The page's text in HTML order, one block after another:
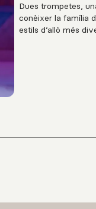
Dues trompetes,
conèixer la família
estils d’allò més